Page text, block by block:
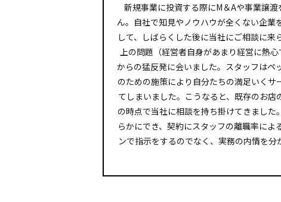
新規事業に投資する際にM＆Aや事業譲
ん。自社で知見やノウハウが全くない企
して、しばらくした後に当社にご相談に
上の問題（経営者自身があまり経営に熱
からの猛反発に会いました。スタッフは
のための施策により自分たちの満足いく
てしまいました。こうなると、既存のお
の時点で当社に相談を持ち掛けてきまし
らかにでき、契約にスタッフの離職率に
ンで指示をするのでなく、実務の内情を